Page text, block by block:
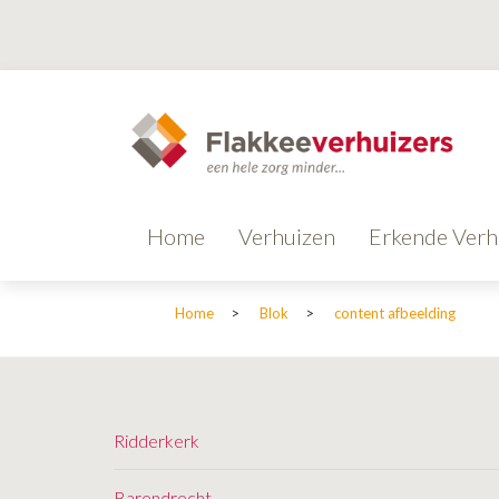
Home Verhuizen Erkende
Home > Blok > content afbeelding
Ridderkerk